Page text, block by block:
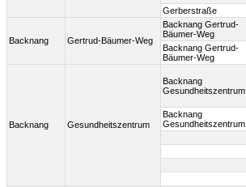
Gerberstraße
Backnang Gertrud-Bäumer-Weg
Backnang Gertrud-
Bäumer-Weg
Backnang Gertrud-
Bäumer-Weg
Backnang Gesundheitszentrum
Backnang
Gesundheitszentrum
Backnang
Gesundheitszentrum